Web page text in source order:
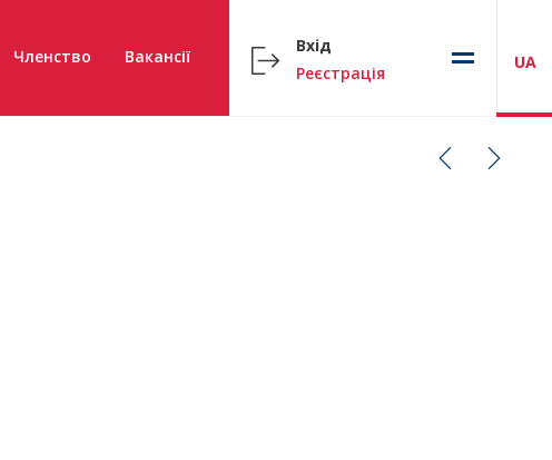
Членство Вакансії
Вхід
Реєстрація
UA